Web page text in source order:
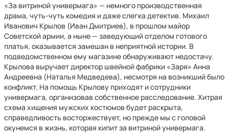
«За витриной универмага» — немного производственная
драма, чуть-чуть комедия и даже слегка детектив. Михаил
Иванович Крылов (Иван Дмитриев), в прошлом майор
Советской армии, а ныне — заведующий отделом готового
платья, оказывается замешан в неприятной истории. В
подведомственном ему магазине обнаруживают недостачу.
Крылова выручает директор швейной фабрики «Заря» Анна
Андреевна (Наталья Медведева), несмотря на возникший было
конфликт. На помощь Крылову приходят и сотрудники
универмага, организовав собственное расследование. Хитрая
схема хищения мужских костюмов будет раскрыта,
справедливость восторжествует, но прежде мы с головой
окунемся в жизнь, которая кипит за витриной универмага.